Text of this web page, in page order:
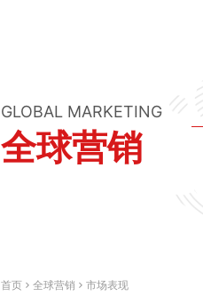
GLOBAL MARKETING
全球营销
首页 全球营销 市场表现